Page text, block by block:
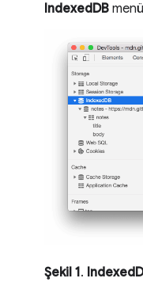
IndexedDB
Şekil 1.